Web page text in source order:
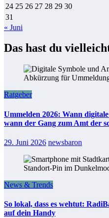
24 25 26 27 28 29 30
31
« Juni
Das hast du
Ratgeber
Ummelden 2026: Wann
wann der Gang zum Amt der
29. Juni 2026 newsbaron
News & Trends
So lokal, dass es wehtut:
auf dein Handy